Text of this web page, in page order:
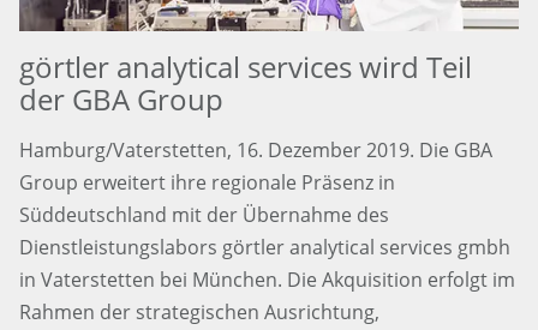
görtler analytical services wird Teil
der GBA Group
Hamburg/Vaterstetten, 16. Dezember 2019. Die GBA
Group erweitert ihre regionale Präsenz in
Süddeutschland mit der Übernahme des
Dienstleistungslabors görtler analytical services gmbh
in Vaterstetten bei München. Die Akquisition erfolgt im
Rahmen der strategischen Ausrichtung,